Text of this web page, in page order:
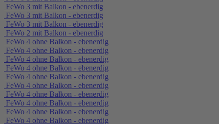
FeWo 3 mit Balkon - ebenerdig
FeWo 3 mit Balkon - ebenerdig
FeWo 3 mit Balkon - ebenerdig
FeWo 2 mit Balkon - ebenerdig
FeWo 4 ohne Balkon - ebenerdig
FeWo 4 ohne Balkon - ebenerdig
FeWo 4 ohne Balkon - ebenerdig
FeWo 4 ohne Balkon - ebenerdig
FeWo 4 ohne Balkon - ebenerdig
FeWo 4 ohne Balkon - ebenerdig
FeWo 4 ohne Balkon - ebenerdig
FeWo 4 ohne Balkon - ebenerdig
FeWo 4 ohne Balkon - ebenerdig
FeWo 4 ohne Balkon - ebenerdig